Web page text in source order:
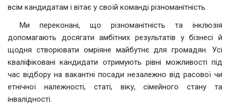
всім кандидатам і вітає у своїй команді різноманітність.
Ми переконані, що різноманітність та інклюзія
допомагають досягати амбітних результатів у бізнесі й
щодня створювати омріяне майбутнє для громадян. Усі
кваліфіковані кандидати отримують рівні можливості під
час відбору на вакантні посади незалежно від расової чи
етнічної належності, статі, віку, сімейного стану та
інвалідності.